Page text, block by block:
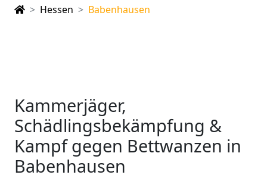
Hessen Babenhausen
Kammerjäger,
Schädlingsbekämpfung &
Kampf gegen Bettwanzen in
Babenhausen